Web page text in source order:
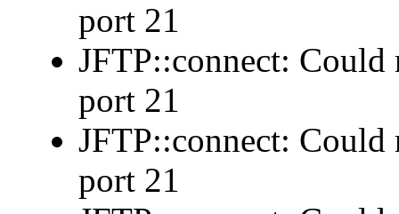
port 21
JFTP::connect:
port 21
JFTP::connect:
port 21